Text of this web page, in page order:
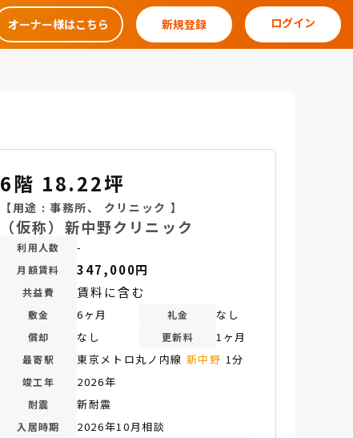
オーナー様はこちら 新規登録 ログイン
6階 18.22坪
【用途 :事務所、 クリニック 】
（仮称）新中野クリニック
利用人数 -
月額賃料 347,000円
共益費 賃料に含む
敷金 6ヶ月 礼金 なし
償却 なし 更新料 1ヶ月
最寄駅 東京メトロ丸ノ内線 新中野 1分
竣工年 2026年
耐震 新耐震
入居時期 2026年10月相談